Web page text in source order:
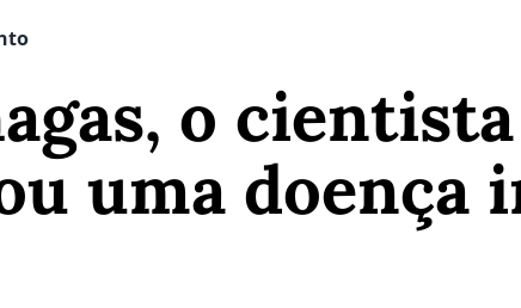
o
uma doença